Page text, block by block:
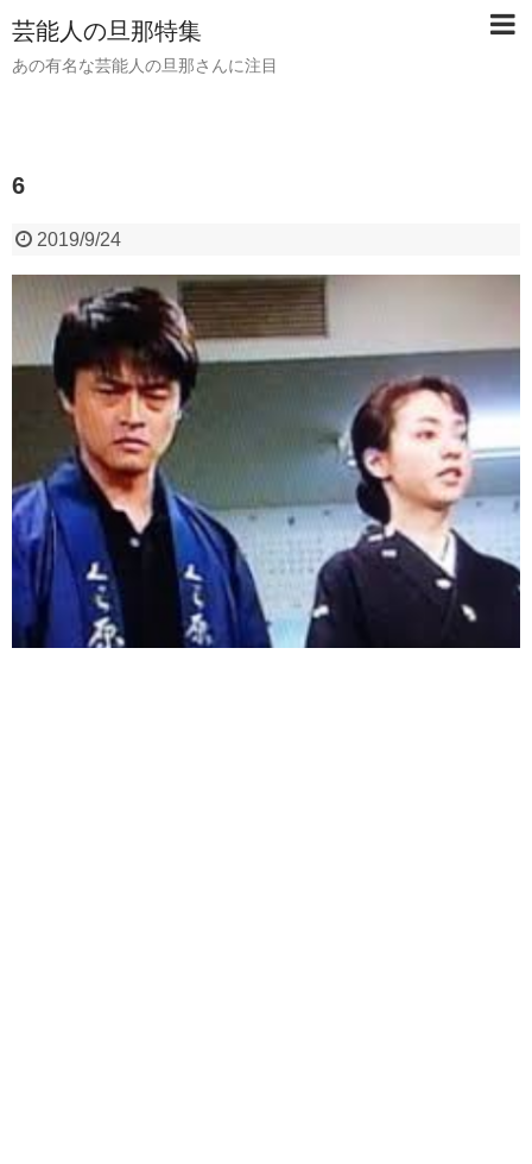
芸能人の旦那特集
あの有名な芸能人の旦那さんに注目
6
2019/9/24